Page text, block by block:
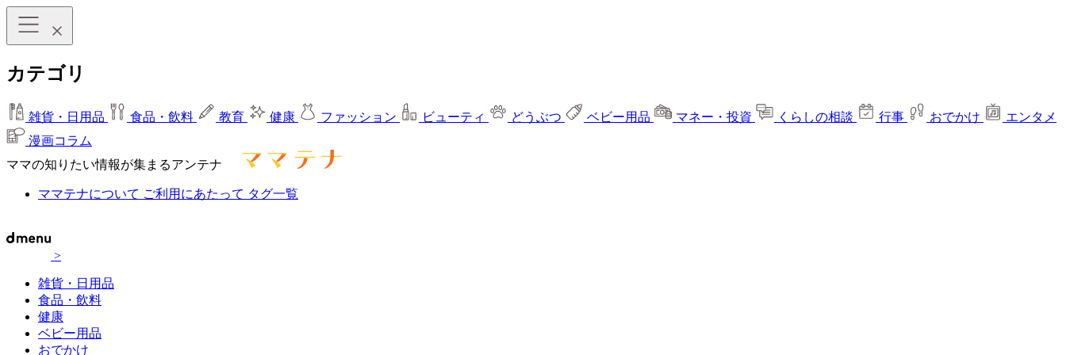
カテゴリ
雑貨・日用品 食品・飲料 教育 健康 ファッション ビューティ どうぶつ ベビー用品 マネー・投資 くらしの相談 行事 おでかけ
エンタメ
漫画コラム
ママの知りたい情報が集まるアンテナ
ママテナについて ご利用にあたって タグ一覧
>
雑貨・日用品
食品・飲料
健康
ベビー用品
おでかけ